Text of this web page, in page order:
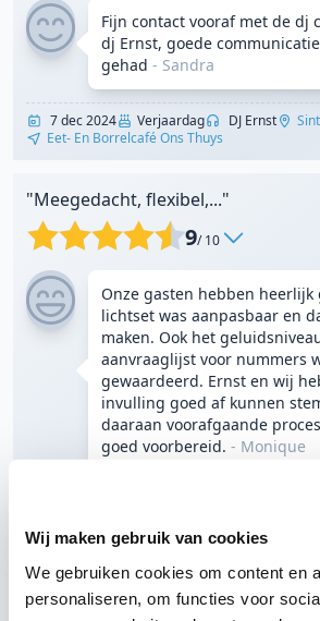
Wij maken gebruik van cookies
We gebruiken cookies om content en
personaliseren, om functies voor
Fijn contact vooraf met de dj
dj Ernst, goede
gehad - Sandra
7 dec 2024 Verjaardag DJ Ernst
Eet- En Borrelcafé Ons Thuys
"Meegedacht, flexibel,..."
9/ 10
Onze gasten hebben heerlijk
lichtset was aanpasbaar en
maken. Ook het
aanvraaglijst voor nummers
gewaardeerd. Ernst en wij
invulling goed af kunnen
daaraan voorafgaande
goed voorbereid. - Monique
"Sfeer zat er goed in"
8.3/ 10